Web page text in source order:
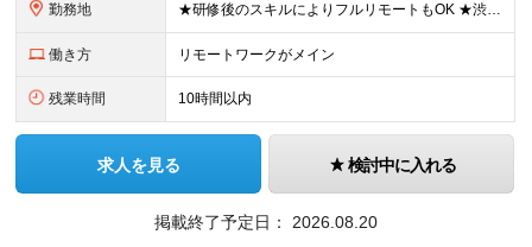
勤務地 ★研修後のスキルによりフルリモートもOK ★渋谷駅徒歩2分！100席の新しいコワーキングスペース完備 ★本社、東京都、神奈川県、埼玉県、千葉県などのプロジェクト先 【本社】 東京都渋谷区渋谷3-10
働き方 リモートワークがメイン
残業時間 10時間以内
求人を見る 検討中に入れる
掲載終了予定日： 2026.08.20